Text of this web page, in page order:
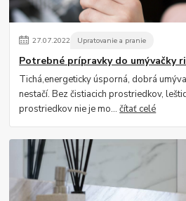
27.07.2022 Upratovanie a pranie
Potrebné prípravky do umývačky
Tichá,energeticky úsporná, dobrá
nestačí. Bez čistiacich prostriedkov,
prostriedkov nie je mo...čítať celé